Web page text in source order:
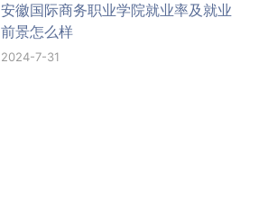
安徽国际商务职业学院就业率及就业
前景怎么样
2024-7-31